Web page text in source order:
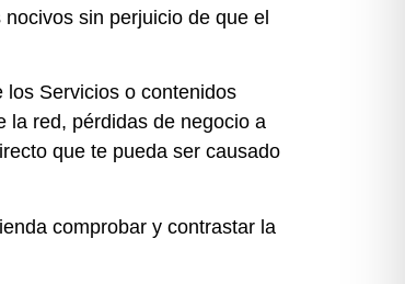
sin perjuicio de que el
los Servicios o contenidos
la red, pérdidas de negocio a
que te pueda ser causado
comprobar y contrastar la